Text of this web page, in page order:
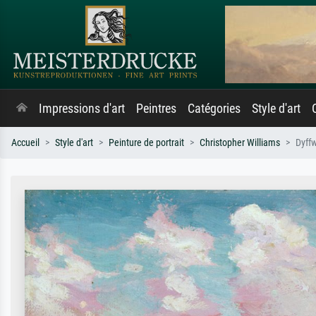
Impressions d'art Peintres Catégories Style d'art
Accueil Style d'art Peinture de portrait Christopher Williams